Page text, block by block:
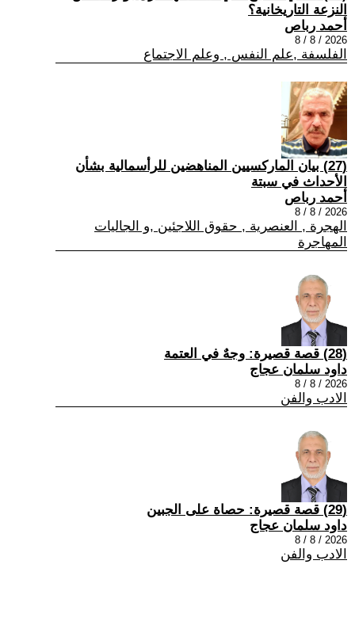
النزعة التاريخانية؟
أحمد رباص
2026 / 8 / 8
الفلسفة ,علم النفس , وعلم الاجتماع
(27) بيان الماركسيين المناهضين للرأسمالية بشأن
الأحداث في سبتة
أحمد رباص
2026 / 8 / 8
الهجرة , العنصرية , حقوق اللاجئين ,و الجاليات
المهاجرة
(28) قصة قصيرة: وجهٌ في العتمة
داود سلمان عجاج
2026 / 8 / 8
الادب والفن
(29) قصة قصيرة: حصاة على الجبين
داود سلمان عجاج
2026 / 8 / 8
الادب والفن